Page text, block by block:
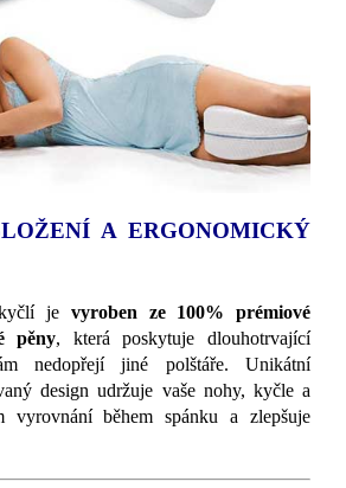
A ERGONOMICKÝ
je vyroben ze 100% prémiové
pěny, která poskytuje dlouhotrvající
nedopřejí jiné polštáře. Unikátní
design udržuje vaše nohy, kyčle a
vyrovnání během spánku a zlepšuje